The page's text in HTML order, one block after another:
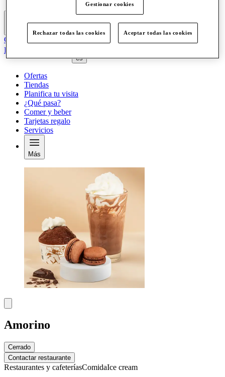
Club
Elementos guardados
es
Ofertas
Tiendas
Planifica tu visita
¿Qué pasa?
Comer y beber
Tarjetas regalo
Servicios
Más
Amorino
Cerrado
Contactar restaurante
Restaurantes y cafeteríasComidaIce cream
Gestionar cookies
Rechazar todas las cookies Aceptar todas las cookies